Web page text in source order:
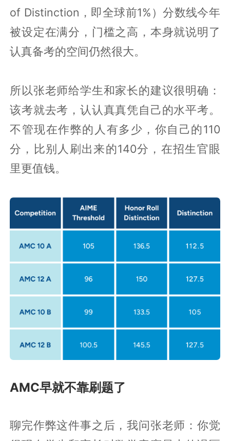
of Distinction，即全球前1%）分数线今年
被设定在满分，门槛之高，本身就说明了
认真备考的空间仍然很大。
所以张老师给学生和家长的建议很明确：
该考就去考，认认真真凭自己的水平考。
不管现在作弊的人有多少，你自己的110
分，比别人刷出来的140分，在招生官眼
里更值钱。
AMC早就不靠刷题了
聊完作弊这件事之后，我问张老师：你觉